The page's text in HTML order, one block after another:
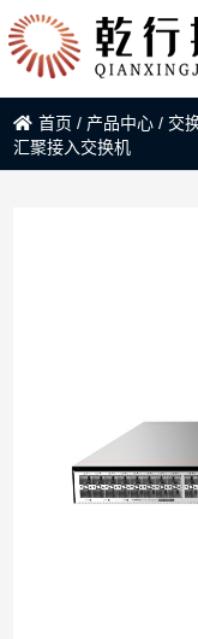
首页 / 产品中心 / 交
汇聚接入交换机